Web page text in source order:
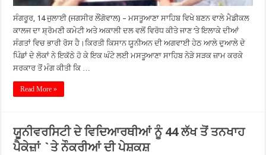
ਸੰਗਰੂਰ, 14 ਜੁਲਾਈ (ਜਗਸੀਰ ਲੌਂਗੋਵਾਲ) – ਮਸਤੂਆਣਾ ਸਾਹਿਬ ਵਿਖੇ ਬਣਨ ਵਾਲੇ ਮੈਡੀਕਲ
ਕਾਲਜ ਦਾ ਸ਼੍ਰੋਮਣੀ ਕਮੇਟੀ ਅਤੇ ਅਕਾਲੀ ਦਲ ਵਲੋਂ ਵਿਰੋਧ ਕੀਤੇ ਜਾਣ ‘ਤੇ ਇਲਾਕੇ ਦੀਆਂ
ਸੰਗਤਾਂ ਵਿਚ ਭਾਰੀ ਰੋਸ ਹੈ।ਕਿਰਤੀ ਕਿਸਾਨ ਯੂਨੀਅਨ ਦੀ ਅਗਵਾਈ ਹੇਠ ਆਲੇ ਦੁਆਲੇ ਦੇ
ਪਿੰਡਾਂ ਦੇ ਲੋਕਾਂ ਨੇ ਇਕੱਠੇ ਹੋ ਕੇ ਇਕ ਘੰਟੇ ਲਈ ਮਸਤੂਆਣਾ ਸਾਹਿਬ ਨੇੜੇ ਸੜਕ ਜ਼ਾਮ ਕਰਕੇ
ਸਰਕਾਰ ਤੋਂ ਮੰਗ ਕੀਤੀ ਕਿ …
Read More »
ਯੂਨੀਵਰਸਿਟੀ ਦੇ ਵਿਦਿਆਰਥੀਆਂ ਨੂੰ 44 ਲੱਖ ਤੋਂ ਤਨਖਾਹ
ਪੈਕੇਜ਼ਾਂ `ਤੇ ਨੌਕਰੀਆਂ ਦੀ ਪੇਸ਼ਕਸ਼